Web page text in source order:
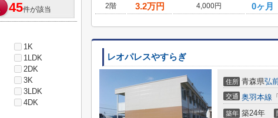
2階
3.2万円 4,000円 0ヶ月
レオパレスやすらぎ
住所 青森県弘
交通 奥羽本線 「
築年 築24年
45件が該当
1K
1LDK
2DK
3K
3LDK
4DK